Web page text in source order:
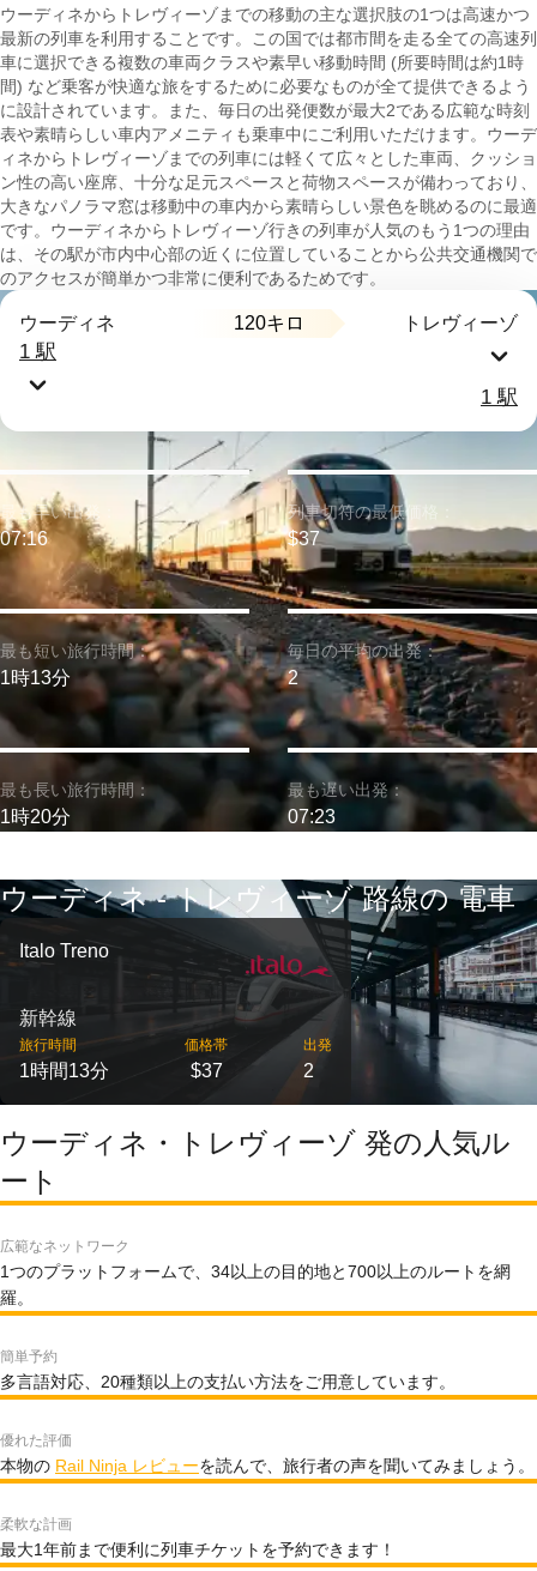
ウーディネからトレヴィーゾまでの移動の主な選択肢の1つは高速かつ
最新の列車を利用することです。この国では都市間を走る全ての高速列
車に選択できる複数の車両クラスや素早い移動時間 (所要時間は約1時
間) など乗客が快適な旅をするために必要なものが全て提供できるよう
に設計されています。また、毎日の出発便数が最大2である広範な時刻
表や素晴らしい車内アメニティも乗車中にご利用いただけます。ウーデ
ィネからトレヴィーゾまでの列車には軽くて広々とした車両、クッショ
ン性の高い座席、十分な足元スペースと荷物スペースが備わっており、
大きなパノラマ窓は移動中の車内から素晴らしい景色を眺めるのに最適
です。ウーディネからトレヴィーゾ行きの列車が人気のもう1つの理由
は、その駅が市内中心部の近くに位置していることから公共交通機関で
のアクセスが簡単かつ非常に便利であるためです。
ウーディネ 120キロ トレヴィーゾ
1 駅
1 駅
最も短い旅行時間：
1時13分
最も早い出発：
07:16
最も長い旅行時間：
1時20分
列車切符の最低価格：
$37
毎日の平均の出発：
2
最も遅い出発：
07:23
ウーディネ - トレヴィーゾ 路線の 電車
Italo Treno
新幹線
旅行時間
1時間13分
価格帯
$37
出発
2
ウーディネ・トレヴィーゾ 発の人気ル
ート
広範なネットワーク
1つのプラットフォームで、34以上の目的地と700以上のルートを網
羅。
簡単予約
多言語対応、20種類以上の支払い方法をご用意しています。
優れた評価
本物の Rail Ninja レビューを読んで、旅行者の声を聞いてみましょう。
柔軟な計画
最大1年前まで便利に列車チケットを予約できます！